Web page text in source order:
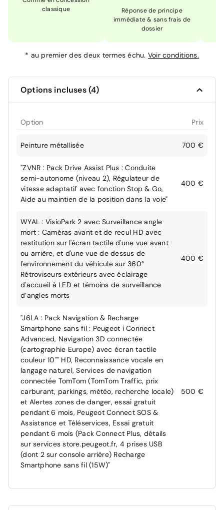
classique
Réponse de principe
immédiate & sans frais de
dossier
* au premier des deux termes échu. Voir conditions.
Options incluses (4)
Option Prix
Peinture métallisée 700 €
"ZVNR : Pack Drive Assist Plus : Conduite
semi-autonome (niveau 2), Régulateur de
vitesse adaptatif avec fonction Stop & Go,
Aide au maintien de la position dans la voie"
400 €
WYAL : VisioPark 2 avec Surveillance angle
mort : Caméras avant et de recul HD avec
restitution sur l'écran tactile d'une vue avant
ou arrière, et d'une vue de dessus de
l'environnement du véhicule sur 360°
Rétroviseurs extérieurs avec éclairage
d'accueil à LED et témoins de surveillance
d’angles morts
400 €
"J6LA : Pack Navigation & Recharge
Smartphone sans fil : Peugeot i Connect
Advanced, Navigation 3D connectée
(cartographie Europe) avec écran tactile
couleur 10"" HD, Reconnaissance vocale en
langage naturel, Services de navigation
connectée TomTom (TomTom Traffic, prix
carburant, parkings, météo, recherche locale)
et Alertes zones de danger, essai gratuit
pendant 6 mois, Peugeot Connect SOS &
Assistance et Téléservices, Essai gratuit
pendant 6 mois (Pack Connect Plus, détails
sur services store.peugeot.fr, 4 prises USB
(dont 2 sur console arrière) Recharge
Smartphone sans fil (15W)"
500 €